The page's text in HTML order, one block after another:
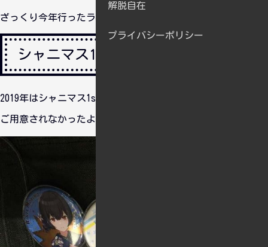
ざっくり今年行ったライブを振り返ります。
シャニマス1st
2019年はシャニマス1stのLVで始まりました。まぁチケットは
ご用意されなかったよね・・・。
解脱自在
プライバシーポリシー